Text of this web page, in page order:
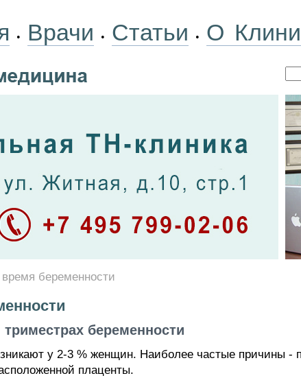
• Врачи • Статьи • О
беременности
беременности
у 2-3 % женщин. Наиболее частые причины -
плаценты.